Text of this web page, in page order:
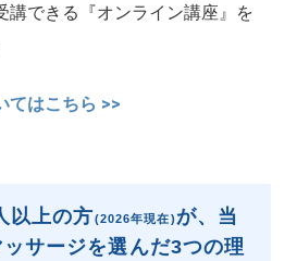
講できる『オンライン講座』を
てはこちら >>
以上の方(2026年現在) が、当
サージを選んだ3つの理